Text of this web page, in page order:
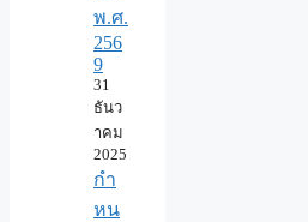
พ.ศ.
256
9
31
ธันว
าคม
2025
กำ
หน